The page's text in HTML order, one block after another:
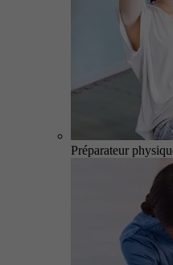
Préparateur